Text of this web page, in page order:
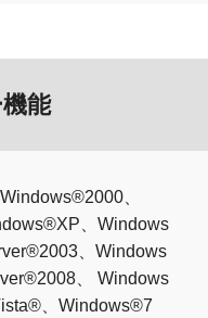
能
Windows®2000、
、Windows
、Windows
、 Windows
、Windows®7